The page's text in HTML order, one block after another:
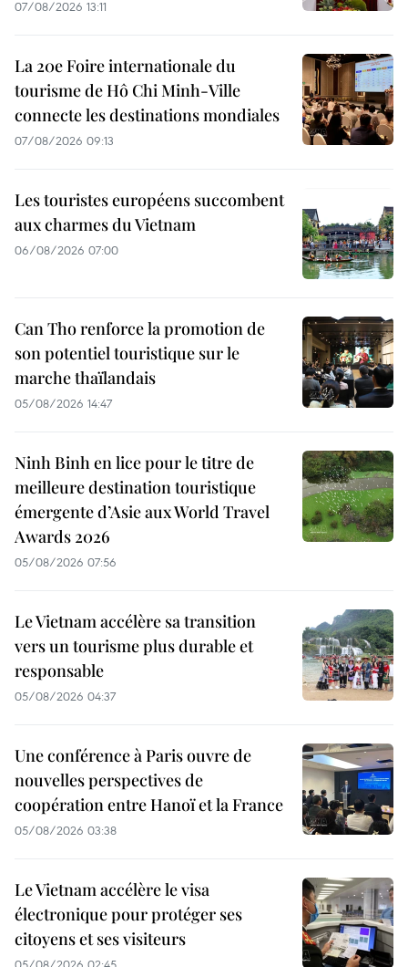
07/08/2026 13:11
La 20e Foire internationale du
tourisme de Hô Chi Minh-Ville
connecte les destinations mondiales
07/08/2026 09:13
Les touristes européens succombent
aux charmes du Vietnam
06/08/2026 07:00
Can Tho renforce la promotion de
son potentiel touristique sur le
marche thaïlandais
05/08/2026 14:47
Ninh Binh en lice pour le titre de
meilleure destination touristique
émergente d’Asie aux World Travel
Awards 2026
05/08/2026 07:56
Le Vietnam accélère sa transition
vers un tourisme plus durable et
responsable
05/08/2026 04:37
Une conférence à Paris ouvre de
nouvelles perspectives de
coopération entre Hanoï et la France
05/08/2026 03:38
Le Vietnam accélère le visa
électronique pour protéger ses
citoyens et ses visiteurs